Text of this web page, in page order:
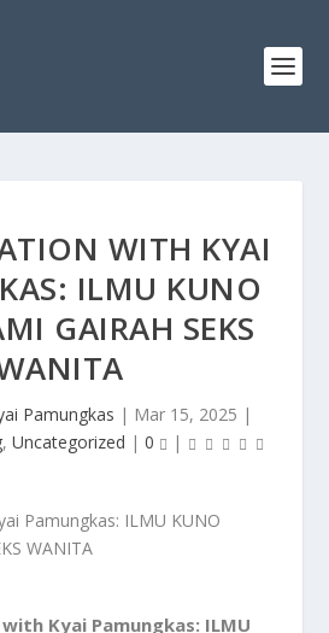
WITH KYAI
ILMU KUNO
GAIRAH SEKS
Pamungkas | Mar 15, 2025 |
, Uncategorized | 0 |
Kyai Pamungkas: ILMU